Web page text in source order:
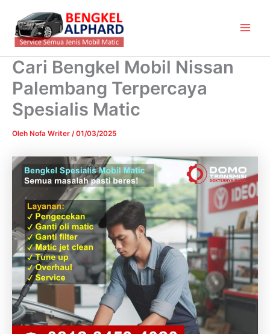
konten
Cari Bengkel Mobil Nissan
Palembang Terpercaya
Spesialis Matic
Oleh Nofa Writer /01/03/2025